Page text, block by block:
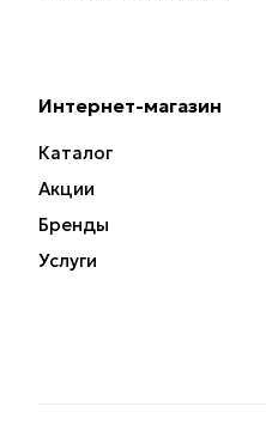
Интернет-магазин
Каталог
Акции
Бренды
Услуги